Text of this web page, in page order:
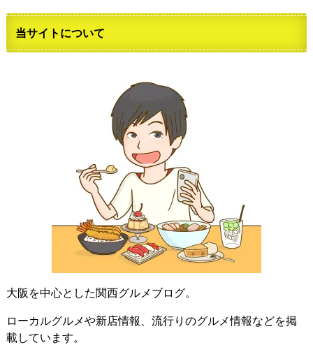
当サイトについて
大阪を中心とした関西グルメブログ。
ローカルグルメや新店情報、流行りのグルメ情報などを掲
載しています。